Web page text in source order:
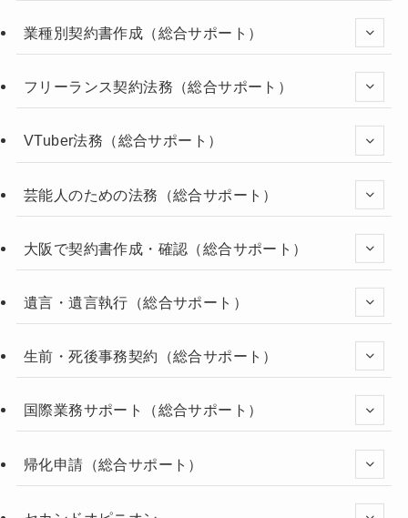
業種別契約書作成（総合サポート）
フリーランス契約法務（総合サポート）
VTuber法務（総合サポート）
芸能人のための法務（総合サポート）
大阪で契約書作成・確認（総合サポート）
遺言・遺言執行（総合サポート）
生前・死後事務契約（総合サポート）
国際業務サポート（総合サポート）
帰化申請（総合サポート）